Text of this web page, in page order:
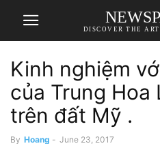
DISCOVER THE
Kinh nghiệm
của Trung Hoa
trên đất Mỹ .
By Hoang - June 23, 2017